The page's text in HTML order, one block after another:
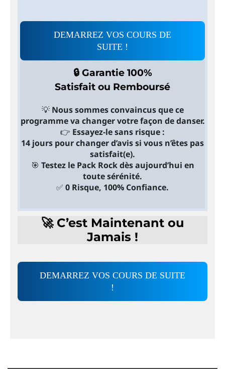
DEMARREZ VOS COURS DE
SUITE !
🔒 Garantie 100%
Satisfait ou Remboursé
💡 Nous sommes convaincus que ce
programme va changer votre façon de danser.
👉 Essayez-le sans risque :
14 jours pour changer d’avis si vous n’êtes pas
satisfait(e).
🎯 Testez le Pack Rock dès aujourd’hui en
toute sérénité.
✅ 0 Risque, 100% Confiance.
🚀 C’est Maintenant ou
Jamais !
DEMARREZ VOS COURS DE SUITE
!